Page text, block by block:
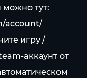
можно тут:
account/
игру /
аккаунт от